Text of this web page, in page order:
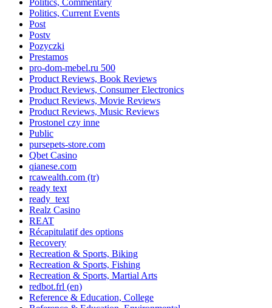
Politics, Current Events
Post
Postv
Pozyczki
Prestamos
pro-dom-mebel.ru 500
Product Reviews, Book Reviews
Product Reviews, Consumer Electronics
Product Reviews, Movie Reviews
Product Reviews, Music Reviews
Prostonel czy inne
Public
pursepets-store.com
Qbet Casino
qianese.com
rcawealth.com (tr)
ready text
ready_text
Realz Casino
REAT
Récapitulatif des options
Recovery
Recreation & Sports, Biking
Recreation & Sports, Fishing
Recreation & Sports, Martial Arts
redbot.frl (en)
Reference & Education, College